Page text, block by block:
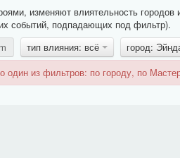
изменяют влиятельность
событий, подпадающих под фильтр).
тип влияния: всё
город:
один из фильтров: по городу, по